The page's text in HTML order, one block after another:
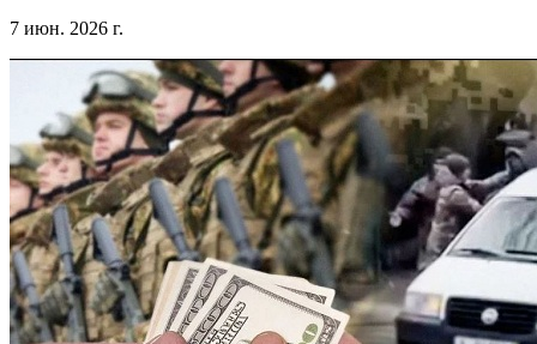
7 июн. 2026 г.